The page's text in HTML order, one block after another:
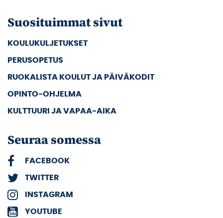
Suosituimmat sivut
KOULUKULJETUKSET
PERUSOPETUS
RUOKALISTA KOULUT JA PÄIVÄKODIT
OPINTO-OHJELMA
KULTTUURI JA VAPAA-AIKA
Seuraa somessa
FACEBOOK
TWITTER
INSTAGRAM
YOUTUBE